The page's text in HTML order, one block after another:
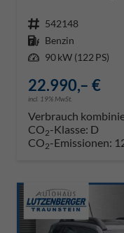
Fahrzeugnr. 542148
Kraftstoff Benzin
Leistung 90 kW (122 PS)
22.990,– €
incl. 19% MwSt.
Verbrauch
CO2-Klasse: D
CO2-Emissionen: